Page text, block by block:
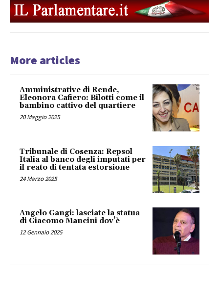
More articles
Amministrative di Rende,
Eleonora Cafiero: Bilotti come il
bambino cattivo del quartiere
20 Maggio 2025
Tribunale di Cosenza: Repsol
Italia al banco degli imputati per
il reato di tentata estorsione
24 Marzo 2025
Angelo Gangi: lasciate la statua
di Giacomo Mancini dov’è
12 Gennaio 2025